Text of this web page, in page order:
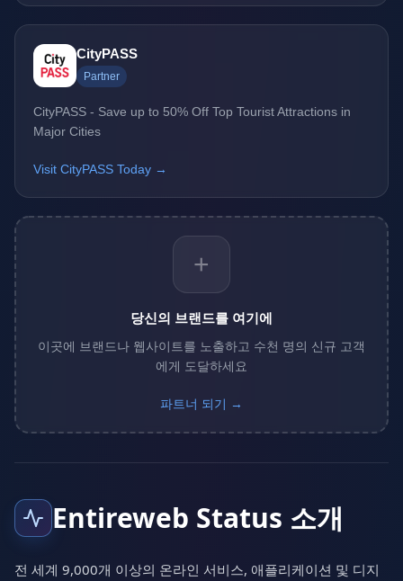
CityPASS
Partner
CityPASS - Save up to 50% Off Top Tourist Attractions in
Major Cities
Visit CityPASS Today →
+
당신의 브랜드를 여기에
이곳에 브랜드나 웹사이트를 노출하고 수천 명의 신규 고객
에게 도달하세요
파트너 되기 →
Entireweb Status 소개
전 세계 9,000개 이상의 온라인 서비스, 애플리케이션 및 디지